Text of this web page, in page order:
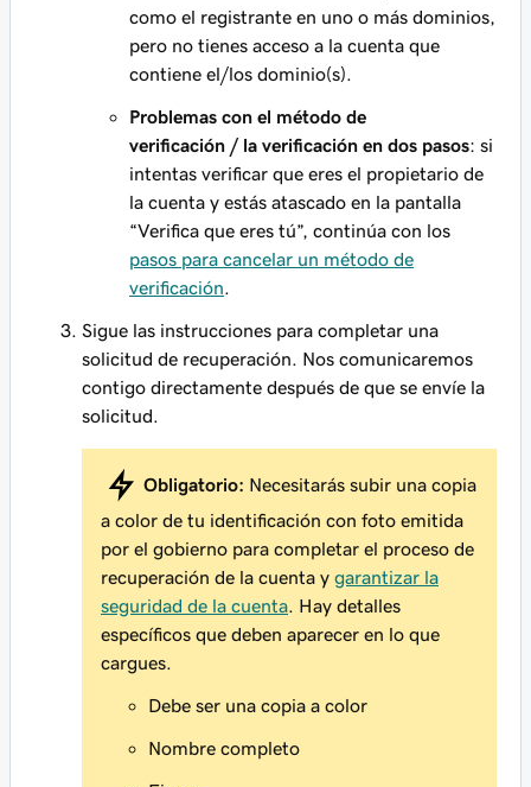
como el registrante en uno o más dominios,
pero no tienes acceso a la cuenta que
contiene el/los dominio(s).
Problemas con el método de
verificación / la verificación en dos pasos: si
intentas verificar que eres el propietario de
la cuenta y estás atascado en la pantalla
“Verifica que eres tú”, continúa con los
pasos para cancelar un método de
verificación.
Sigue las instrucciones para completar una
solicitud de recuperación. Nos comunicaremos
contigo directamente después de que se envíe la
solicitud.
Obligatorio: Necesitarás subir una copia
a color de tu identificación con foto emitida
por el gobierno para completar el proceso de
recuperación de la cuenta y garantizar la
seguridad de la cuenta. Hay detalles
específicos que deben aparecer en lo que
cargues.
Debe ser una copia a color
Nombre completo